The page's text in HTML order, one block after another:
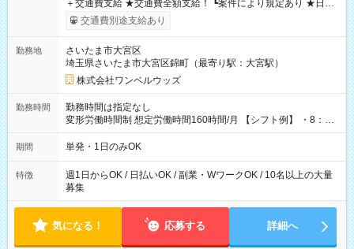
＋交通費支給 ★交通費全額支給！ ┗案件により規定あり ★日払
いOK！（規定あり） ┗働いたその日に現金GET♪ お仕事後はコ
ンビニATMから 日払い分を引き落とせます！ 【試用期間】試
交通費別途支給あり
勤務地
さいたま市大宮区
埼玉県さいたま市大宮区錦町（最寄り駅：大宮駅）
株式会社ワンベルウッズ
勤務時間
勤務時間は指定なし
変形労働時間制 想定労働時間160時間/月 【シフト例】 ・8：00
～21：00
期間 単発・1日のみOK
特徴
週1日からOK / 日払いOK / 副業・WワークOK / 10名以上の大量
募集
気になる！ 応募する 詳細へ